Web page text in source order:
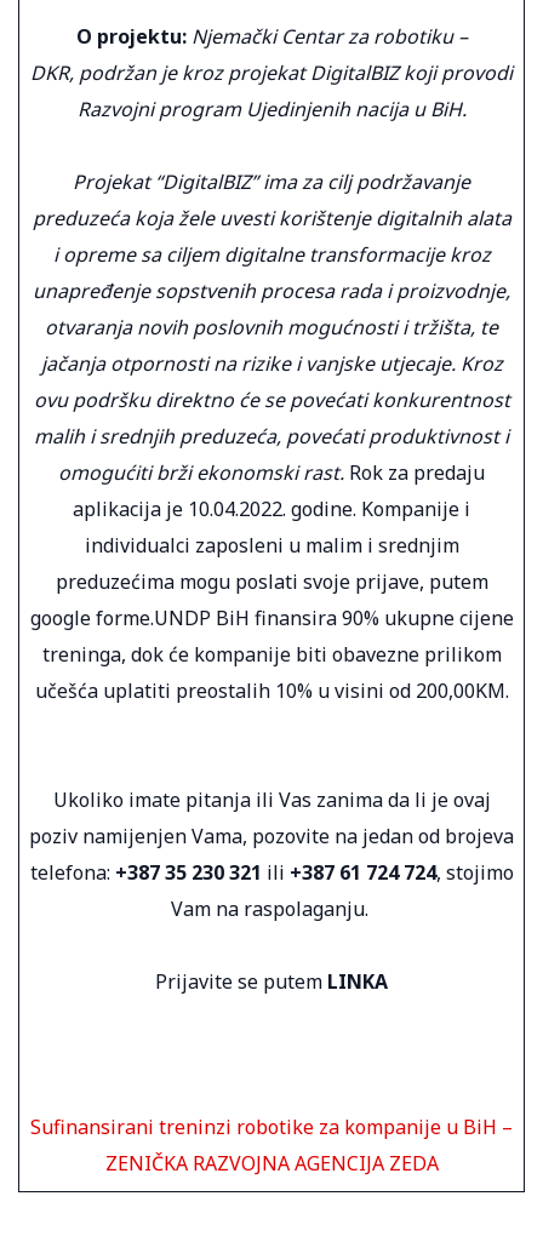
O projektu: Njemački Centar za robotiku –
DKR, podržan je kroz projekat DigitalBIZ koji provodi
Razvojni program Ujedinjenih nacija u BiH.
Projekat “DigitalBIZ” ima za cilj podržavanje
preduzeća koja žele uvesti korištenje digitalnih alata
i opreme sa ciljem digitalne transformacije kroz
unapređenje sopstvenih procesa rada i proizvodnje,
otvaranja novih poslovnih mogućnosti i tržišta, te
jačanja otpornosti na rizike i vanjske utjecaje. Kroz
ovu podršku direktno će se povećati konkurentnost
malih i srednjih preduzeća, povećati produktivnost i
omogućiti brži ekonomski rast. Rok za predaju
aplikacija je 10.04.2022. godine. Kompanije i
individualci zaposleni u malim i srednjim
preduzećima mogu poslati svoje prijave, putem
google forme.UNDP BiH finansira 90% ukupne cijene
treninga, dok će kompanije biti obavezne prilikom
učešća uplatiti preostalih 10% u visini od 200,00KM.
Ukoliko imate pitanja ili Vas zanima da li je ovaj
poziv namijenjen Vama, pozovite na jedan od brojeva
telefona: +387 35 230 321 ili +387 61 724 724, stojimo
Vam na raspolaganju.
Prijavite se putem LINKA
Sufinansirani treninzi robotike za kompanije u BiH –
ZENIČKA RAZVOJNA AGENCIJA ZEDA